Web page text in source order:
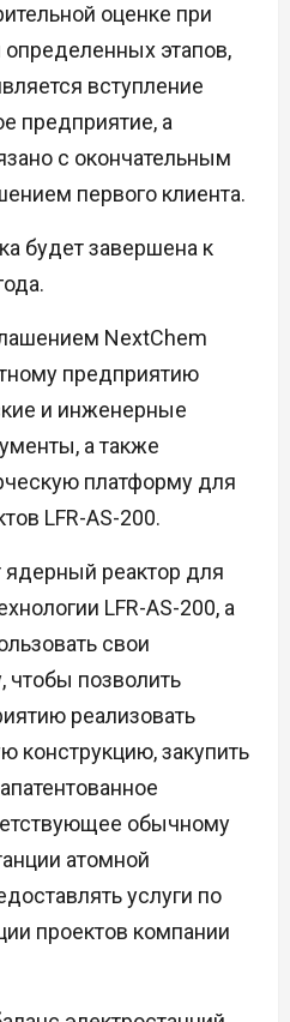
оценке при
этапов,
вступление
предприятие, а
с окончательным
первого клиента.
будет завершена к
NextChem
предприятию
и инженерные
а также
платформу для
LFR-AS-200.
ядерный реактор для
LFR-AS-200, а
свои
чтобы позволить
реализовать
конструкцию, закупить
обычному
атомной
услуги по
проектов компании